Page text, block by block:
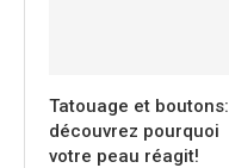
Tatouage et boutons:
découvrez pourquoi
votre peau réagit!